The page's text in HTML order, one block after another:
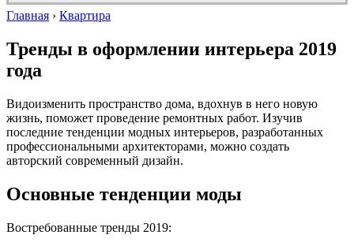
Главная › Квартира
Тренды в оформлении интерьера 2019
года
Видоизменить пространство дома, вдохнув в него новую
жизнь, поможет проведение ремонтных работ. Изучив
последние тенденции модных интерьеров, разработанных
профессиональными архитекторами, можно создать
авторский современный дизайн.
Основные тенденции моды
Востребованные тренды 2019: